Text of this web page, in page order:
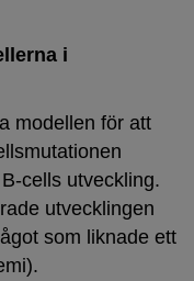
i
modellen för att
cells utveckling.
utvecklingen
som liknade ett